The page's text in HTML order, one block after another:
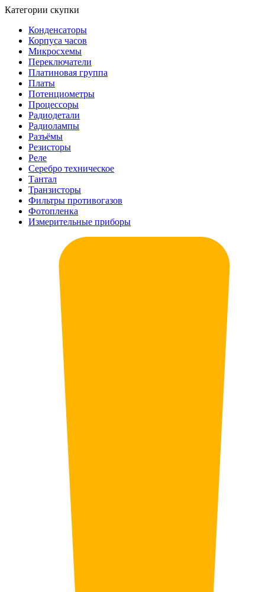
Категории скупки
Конденсаторы
Корпуса часов
Микросхемы
Переключатели
Платиновая группа
Платы
Потенциометры
Процессоры
Радиодетали
Радиолампы
Разъёмы
Резисторы
Реле
Серебро техническое
Тантал
Транзисторы
Фильтры противогазов
Фотопленка
Измерительные приборы